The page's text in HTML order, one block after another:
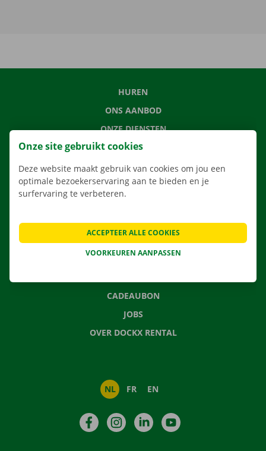
HUREN
ONS AANBOD
ONZE DIENSTEN
LOCATIES
APP
VERHUISOPLOSSINGEN
CONTACTEER ONS
VEELGESTELDE VRAGEN
CADEAUBON
JOBS
OVER DOCKX RENTAL
NL FR EN
FacebookInstagramLinkedIn
Onze site gebruikt cookies
Deze website maakt gebruik van cookies om jou een
optimale bezoekerservaring aan te bieden en je
surfervaring te verbeteren.
VOORKEUREN AANPASSEN
ACCEPTEER ALLE COOKIES